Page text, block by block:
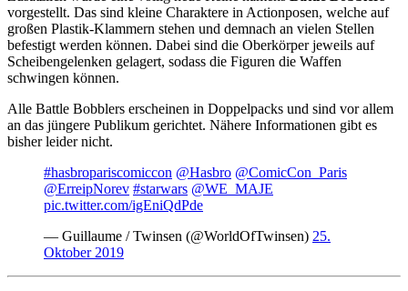
vorgestellt. Das sind kleine Charaktere in Actionposen, welche auf
großen Plastik-Klammern stehen und demnach an vielen Stellen
befestigt werden können. Dabei sind die Oberkörper jeweils auf
Scheibengelenken gelagert, sodass die Figuren die Waffen
schwingen können.
Alle Battle Bobblers erscheinen in Doppelpacks und sind vor allem
an das jüngere Publikum gerichtet. Nähere Informationen gibt es
bisher leider nicht.
#hasbropariscomiccon @Hasbro @ComicCon_Paris
@ErreipNorev #starwars @WE_MAJE
pic.twitter.com/igEniQdPde
— Guillaume / Twinsen (@WorldOfTwinsen) 25.
Oktober 2019